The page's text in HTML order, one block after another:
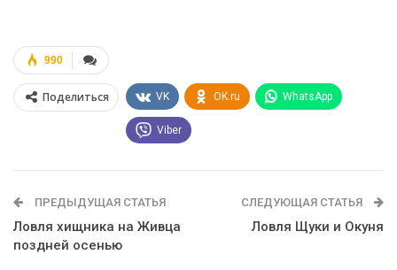
990
Поделиться VK OK.ru WhatsApp
Viber
ПРЕДЫДУЩАЯ СТАТЬЯ
Ловля хищника на Живца
поздней осенью
СЛЕДУЮЩАЯ СТАТЬЯ
Ловля Щуки и Окуня